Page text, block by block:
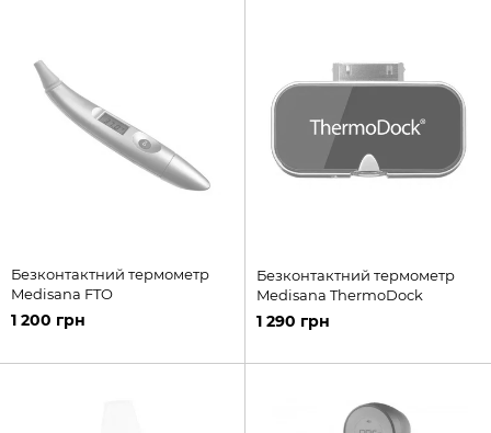
Безконтактний термометр
Medisana FTO
1 200 грн
Безконтактний термометр
Medisana ThermoDock
1 290 грн